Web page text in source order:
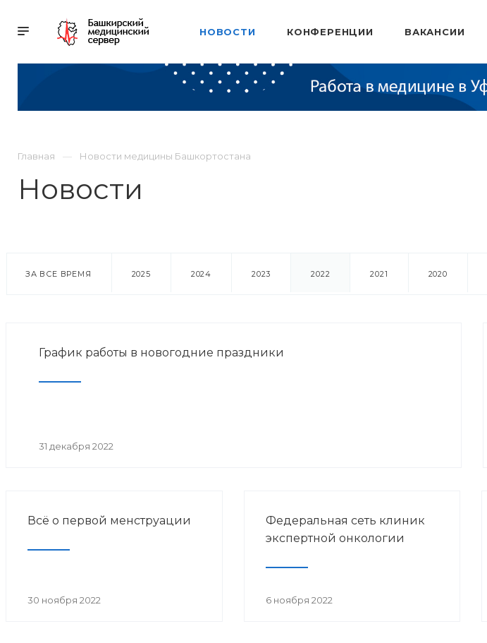
НОВОСТИ КОНФЕРЕНЦИИ ВАКАНСИИ
Главная Новости медицины Башкортостана
Новости
ЗА ВСЕ ВРЕМЯ 2025 2024 2023 2022 2021 2020
График работы в новогодние праздники
31 декабря 2022
Всё о первой менструации
30 ноября 2022
Федеральная сеть клиник
экспертной онкологии
6 ноября 2022